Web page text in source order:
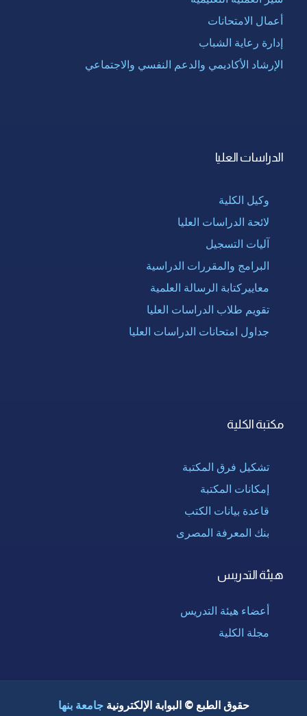
أعمال الامتحانات
إدارة رعاية الشباب
الإرشاد الأكاديمي والدعم النفسي والاجتماعي
الدراسات العليا
وكيل الكلية
لائحة الدراسات العليا
آليات التسجيل
البرامج والمقررات الدراسية
معاييركتابة الرسالة العلمية
تقويم طلاب الدراسات العليا
جداول امتحانات الدراسات العليا
مكتبة الكلية
تشكيل فرق المكتبة
إمكانات المكتبة
قاعدة بيانات الكتب
بنك المعرفة المصرى
هيئة التدريس
أعضاء هيئة التدريس
مجلة الكلية
حقوق الطبع © البوابة الإلكترونيةجامعة بنها